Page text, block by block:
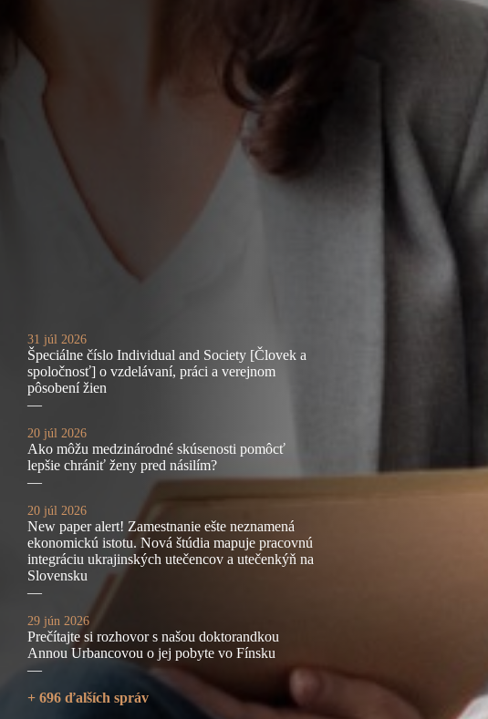
31 júl 2026
Špeciálne číslo Individual and Society [Človek a
spoločnosť] o vzdelávaní, práci a verejnom
pôsobení žien
—
20 júl 2026
Ako môžu medzinárodné skúsenosti pomôcť
lepšie chrániť ženy pred násilím?
—
20 júl 2026
New paper alert! Zamestnanie ešte neznamená
ekonomickú istotu. Nová štúdia mapuje pracovnú
integráciu ukrajinských utečencov a utečenkýň na
Slovensku
—
29 jún 2026
Prečítajte si rozhovor s našou doktorandkou
Annou Urbancovou o jej pobyte vo Fínsku
—
+ 696 ďalších správ